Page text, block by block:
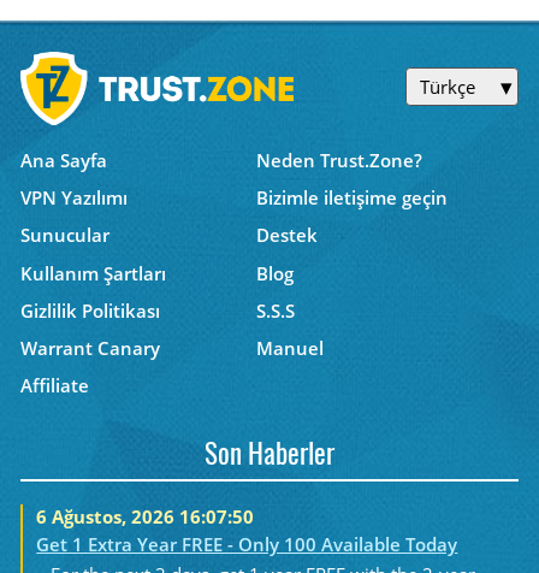
Türkçe
Ana Sayfa
Neden Trust.Zone?
VPN Yazılımı
Bizimle iletişime geçin
Sunucular
Destek
Kullanım Şartları
Blog
Gizlilik Politikası
S.S.S
Warrant Canary
Manuel
Affiliate
Son Haberler
6 Ağustos, 2026 16:07:50
Get 1 Extra Year FREE - Only 100 Available Today